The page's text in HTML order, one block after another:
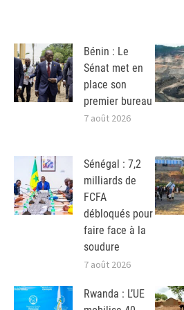
Bénin : Le
Sénat met en
place son
premier bureau
7 août 2026
Sénégal : 7,2
milliards de
FCFA
débloqués pour
faire face à la
soudure
7 août 2026
Rwanda : L’UE